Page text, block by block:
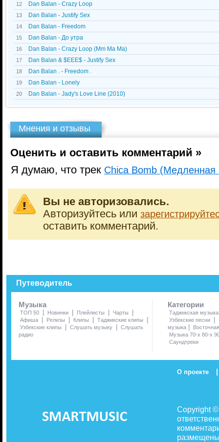
12 Dan Balan - Crazy Loop
13 Dan Balan - Justify Sex
14 Dan Balan - Freedom
15 Dan Balan - До утра
16 Dan Balan - Crazy Loop (Mm Ma Ma)
17 Dan Balan & $EEE$ - Justify Sex
18 Dan Balan . - Freedom .
19 Dan Balan - Lonely
20 Dan Balan - Jady's Love Line (2010)
Мнения и отзывы
Оценить и оставить комментарий »
Я думаю, что трек Chica Bomb (Медленная
Вы не авторизовались.
Авторизуйтесь или
оставить комментарий.
Путеводитель
Музыка
ТОП 50 | Новинки | Плейлисты | Чарты |
Афиша | Релизы | Клипы | Таджикские клипы |
Узбекские клипы | Слушать музыку | Слушать
радио
Категории
Таджикская музыка
Узбекские песни
|
музыка |
Музыка 70-х 80-х
Саундтреки
О проекте |
Copyright
размещены